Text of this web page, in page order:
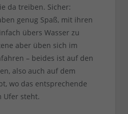
da treiben. Sicher:
genug Spaß, mit ihren
übers Wasser zu
aber üben sich im
– beides ist auf den
also auch auf dem
wo das entsprechende
Ufer steht.